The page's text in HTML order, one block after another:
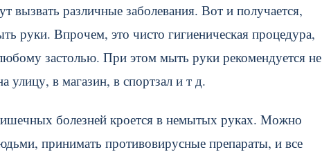
различные заболевания. Вот и получается,
руки. Впрочем, это чисто гигиеническая процедура,
застолью. При этом мыть руки рекомендуется не
улицу, в магазин, в спортзал и т д.
болезней кроется в немытых руках. Можно
принимать противовирусные препараты, и все